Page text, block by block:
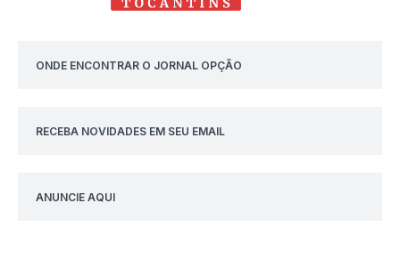
ONDE ENCONTRAR O JORNAL OPÇÃO
RECEBA NOVIDADES EM SEU EMAIL
ANUNCIE AQUI